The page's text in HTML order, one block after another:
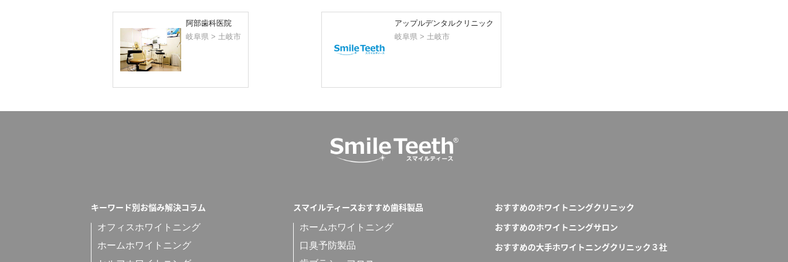
阿部歯科医院
岐阜県 > 土岐市
アップルデンタルクリニック
岐阜県 > 土岐市
キーワード別お悩み解決コラム
オフィスホワイトニング
ホームホワイトニング
スマイルティースおすすめ歯科製品
ホームホワイトニング
口臭予防製品
おすすめのホワイトニングクリニック
おすすめのホワイトニングサロン
おすすめの大手ホワイトニングクリニック３社